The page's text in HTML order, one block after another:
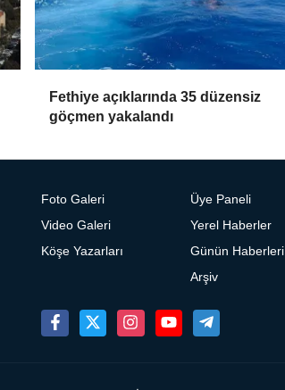
Fethiye açıklarında 35 düzensiz
göçmen yakalandı
Foto Galeri
Video Galeri
Köşe Yazarları
Üye Paneli
Yerel Haberler
Günün Haberleri
Arşiv